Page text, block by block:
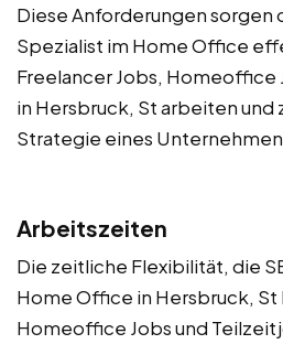
Diese Anforderungen sorgen
Spezialist im Home Office
Freelancer Jobs, Homeoffice
in Hersbruck, St arbeiten und
Strategie eines
Arbeitszeiten
Die zeitliche Flexibilität, die
Home Office in Hersbruck, St
Homeoffice Jobs und